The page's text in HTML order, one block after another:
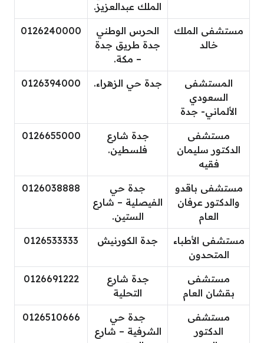
الملك عبدالعزيز.
مستشفى الملك
خالد
الحرس الوطني
جدة طريق جدة
– مكة.
0126240000
المستشفى
السعودي
الألماني- جدة
جدة حي الزهراء. 0126394000
مستشفى
الدكتور سليمان
فقيه
جدة شارع
فلسطين.
0126655000
مستشفى باقدو
والدكتور عرفان
العام
جدة حي
الفيصلية – شارع
الستين.
0126038888
مستشفى الأطباء
المتحدون
جدة الكورنيش 0126533333
مستشفى
بقشان العام
جدة شارع
التحلية
0126691222
مستشفى
الدكتور
جدة حي
الشرفية – شارع
0126510666